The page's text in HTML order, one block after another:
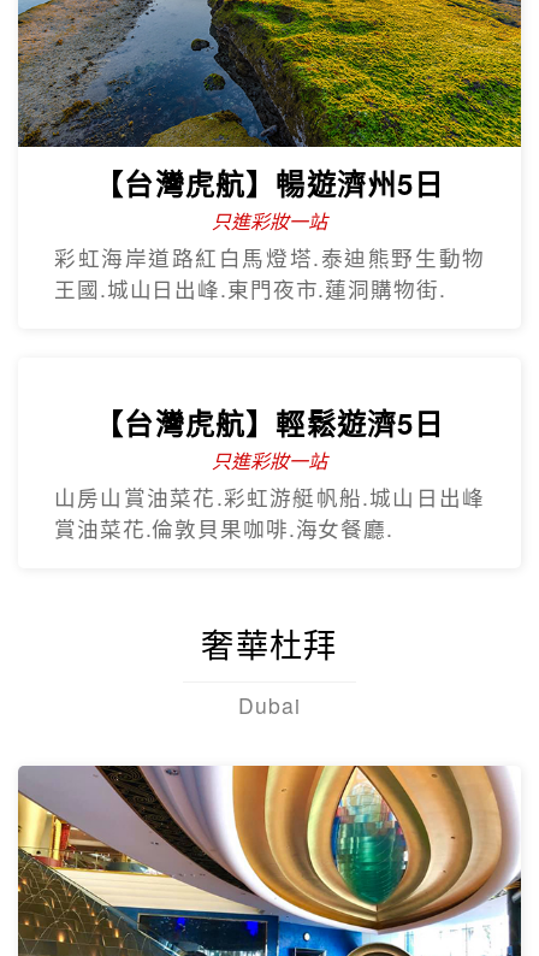
【台灣虎航】暢遊濟州5日
只進彩妝一站
彩虹海岸道路紅白馬燈塔.泰迪熊野生動物
王國.城山日出峰.東門夜市.蓮洞購物街.
【台灣虎航】輕鬆遊濟5日
只進彩妝一站
山房山賞油菜花.彩虹游艇帆船.城山日出峰
賞油菜花.倫敦貝果咖啡.海女餐廳.
奢華杜拜
Dubai